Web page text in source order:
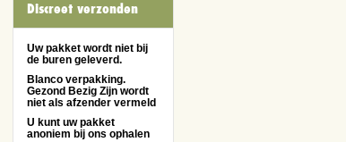
Discreet verzonden
Uw pakket wordt niet bij
de buren geleverd.
Blanco verpakking.
Gezond Bezig Zijn wordt
niet als afzender vermeld
U kunt uw pakket
anoniem bij ons ophalen